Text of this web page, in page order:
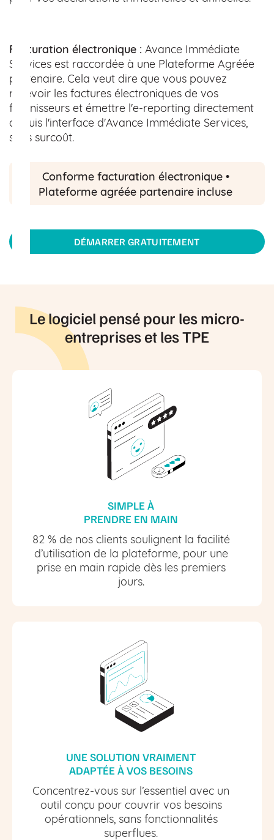
Facturation électronique : Avance Immédiate
Services est raccordée à une Plateforme Agréée
partenaire. Cela veut dire que vous pouvez
recevoir les factures électroniques de vos
fournisseurs et émettre l'e-reporting directement
depuis l'interface d'Avance Immédiate Services,
sans surcoût.
Conforme facturation électronique •
Plateforme agréée partenaire incluse
DÉMARRER GRATUITEMENT
Le logiciel pensé pour les micro-
entreprises et les TPE
SIMPLE À
PRENDRE EN MAIN
82 % de nos clients soulignent la facilité
d’utilisation de la plateforme, pour une
prise en main rapide dès les premiers
jours.
UNE SOLUTION VRAIMENT
ADAPTÉE À VOS BESOINS
Concentrez-vous sur l’essentiel avec un
outil conçu pour couvrir vos besoins
opérationnels, sans fonctionnalités
superflues.